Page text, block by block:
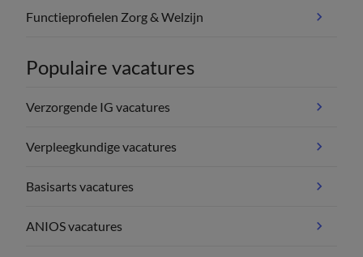
Functieprofielen Zorg & Welzijn
Populaire vacatures
Verzorgende IG vacatures
Verpleegkundige vacatures
Basisarts vacatures
ANIOS vacatures